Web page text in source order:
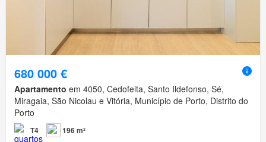
680 000 €
Apartamento em 4050, Cedofeita, Santo Ildefonso, Sé,
Miragaia, São Nicolau e Vitória, Município de Porto, Distrito do
Porto
T4 196 m²